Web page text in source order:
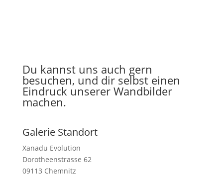
Du kannst uns auch gern
besuchen, und dir selbst einen
Eindruck unserer Wandbilder
machen.
Galerie Standort
Xanadu Evolution
Dorotheenstrasse 62
09113 Chemnitz